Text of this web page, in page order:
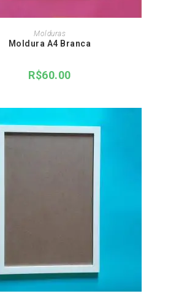
ADICIONAR AO CARRINHO
Molduras
Moldura A4 Branca
R$60.00